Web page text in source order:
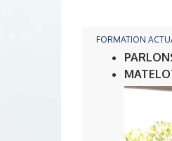
FORMATION